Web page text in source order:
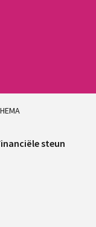
steun